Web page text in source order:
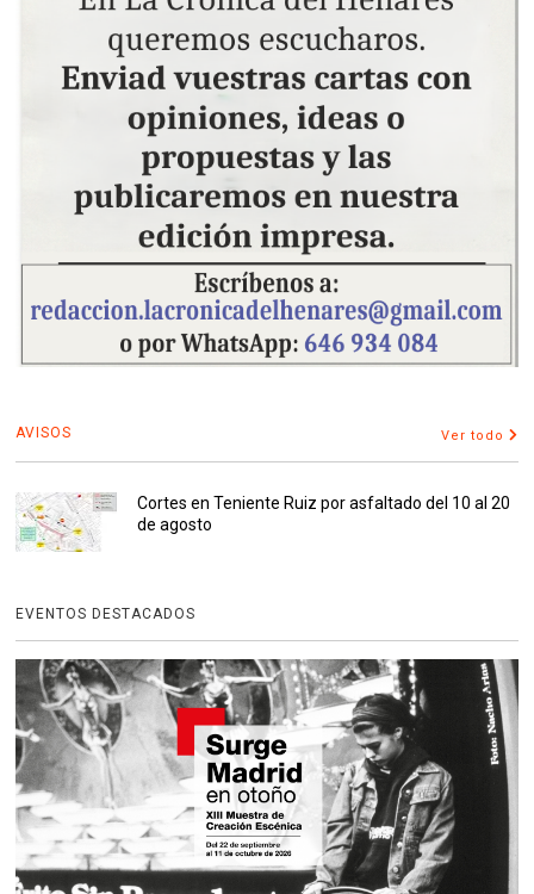
AVISOS Ver todo
Cortes en Teniente Ruiz por asfaltado del 10 al 20
de agosto
EVENTOS DESTACADOS